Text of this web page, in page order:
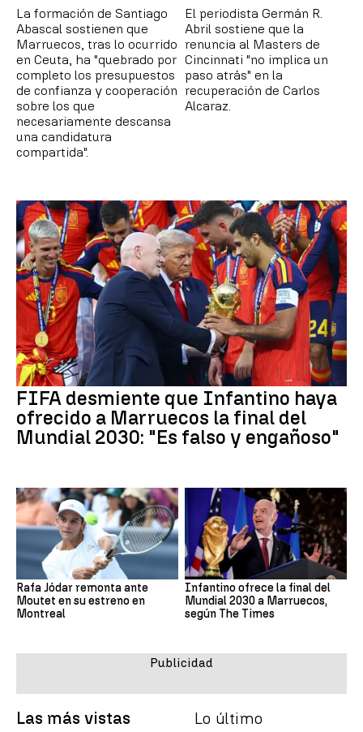
La formación de Santiago
Abascal sostienen que
Marruecos, tras lo ocurrido
en Ceuta, ha "quebrado por
completo los presupuestos
de confianza y cooperación
sobre los que
necesariamente descansa
una candidatura
compartida".
El periodista Germán R.
Abril sostiene que la
renuncia al Masters de
Cincinnati "no implica un
paso atrás" en la
recuperación de Carlos
Alcaraz.
FIFA desmiente que Infantino haya
ofrecido a Marruecos la final del
Mundial 2030: "Es falso y engañoso"
Rafa Jódar remonta ante
Moutet en su estreno en
Montreal
Infantino ofrece la final del
Mundial 2030 a Marruecos,
según The Times
Las más vistas Lo último